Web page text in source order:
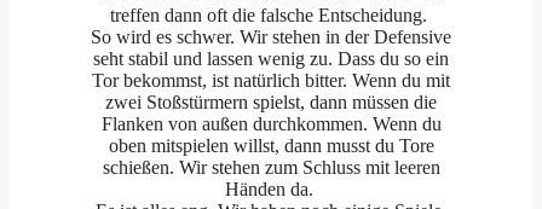
treffen dann oft die falsche Entscheidung.
So wird es schwer. Wir stehen in der Defensive
seht stabil und lassen wenig zu. Dass du so ein
Tor bekommst, ist natürlich bitter. Wenn du mit
zwei Stoßstürmern spielst, dann müssen die
Flanken von außen durchkommen. Wenn du
oben mitspielen willst, dann musst du Tore
schießen. Wir stehen zum Schluss mit leeren
Händen da.